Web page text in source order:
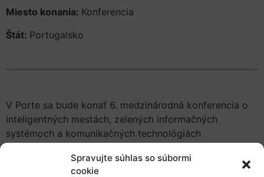
Spravujte súhlas so súbormi
cookie
Miesto konania: Konferencia
Štát: Portugalsko
V Porte sa bude konať 6. medzinárodná konferencia o
inteligentných mestách, zelených informačných
systémoch a komunikačných technológiách
(
vývojárov so záujmom o pokroky
týchto